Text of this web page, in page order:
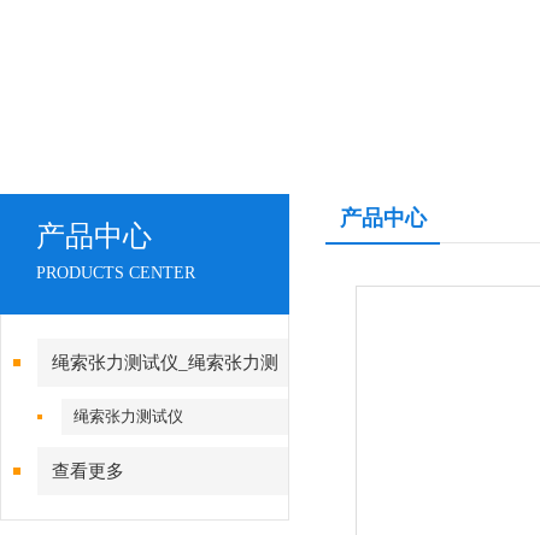
产品中心
PRODUCTS CENTER
绳索张力测试仪_绳索张力测
试仪 绳索张力测试仪
查看更多
产品中心